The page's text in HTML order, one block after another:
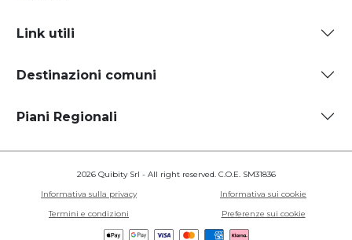
Link utili
Destinazioni comuni
Piani Regionali
2026 Quibity Srl - All right reserved. C.O.E. SM31836
Informativa sulla privacy
Informativa sui cookie
Termini e condizioni
Preferenze sui cookie